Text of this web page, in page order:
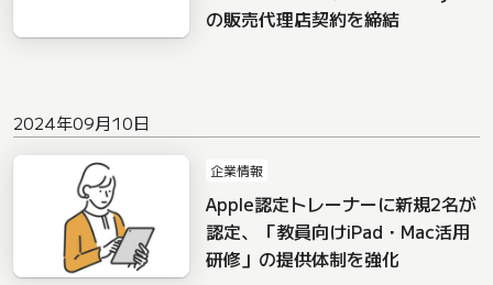
の販売代理店契約を締結
2024年09月10日
企業情報
Apple認定トレーナーに新規2名が
認定、「教員向けiPad・Mac活用
研修」の提供体制を強化